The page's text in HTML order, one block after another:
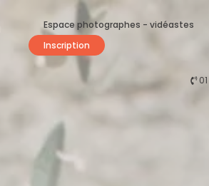
Espace photographes - vidéastes
Inscription